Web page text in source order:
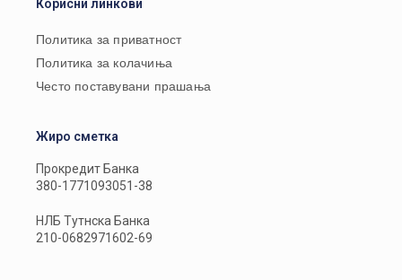
Корисни линкови
Политика за приватност
Политика за колачиња
Често поставувани прашања
Жиро сметка
Прокредит Банка
380-1771093051-38
НЛБ Тутнска Банка
210-0682971602-69